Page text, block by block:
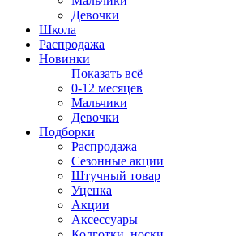
Девочки
Школа
Распродажа
Новинки
Показать всё
0-12 месяцев
Мальчики
Девочки
Подборки
Распродажа
Сезонные акции
Штучный товар
Уценка
Акции
Аксессуары